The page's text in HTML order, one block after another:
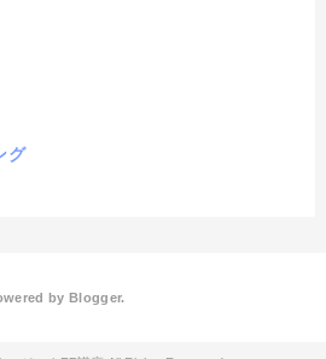
グ
by Blogger.